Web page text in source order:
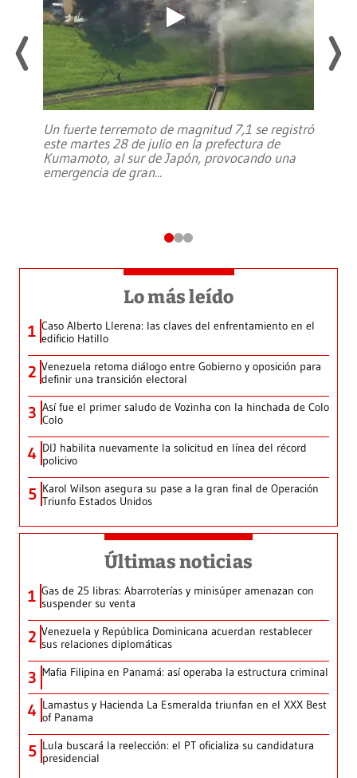
Un fuerte terremoto de magnitud 7,1 se registró
este martes 28 de julio en la prefectura de
Kumamoto, al sur de Japón, provocando una
emergencia de gran...
Lo más leído
1 Caso Alberto Llerena: las claves del enfrentamiento en el
edificio Hatillo
2 Venezuela retoma diálogo entre Gobierno y oposición para
definir una transición electoral
3 Así fue el primer saludo de Vozinha con la hinchada de Colo
Colo
4 DIJ habilita nuevamente la solicitud en línea del récord
policivo
5 Karol Wilson asegura su pase a la gran final de Operación
Triunfo Estados Unidos
Últimas noticias
1 Gas de 25 libras: Abarroterías y minisúper amenazan con
suspender su venta
2 Venezuela y República Dominicana acuerdan restablecer
sus relaciones diplomáticas
3 Mafia Filipina en Panamá: así operaba la estructura criminal
4 Lamastus y Hacienda La Esmeralda triunfan en el XXX Best
of Panama
5 Lula buscará la reelección: el PT oficializa su candidatura
presidencial